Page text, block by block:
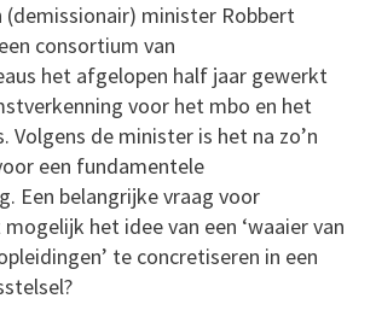
minister Robbert
consortium van
het afgelopen half jaar gewerkt
voor het mbo en het
Volgens de minister is het na zo’n
een fundamentele
Een belangrijke vraag voor
het idee van een ‘waaier van
te concretiseren in een